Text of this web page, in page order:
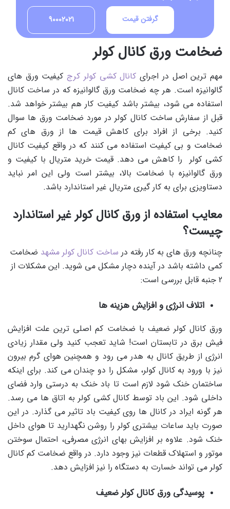
90002021 گرفتن قیمت
ضخامت ورق کانال کولر
مهم ترین اصل در اجرای کانال کشی کولر کرجکیفیت ورق های
گالوانیزه است. هر چه ضخامت ورق گالوانیزه که در ساخت کانال
استفاده می شود، بیشتر باشد کیفیت کار هم بیشتر خواهد شد.
قبل از سفارش ساخت کانال کولر در مورد ضخامت ورق ها سوال
کنید. برخی از افراد برای کاهش قیمت ها از ورق های کم
ضخامت و بی کیفیت استفاده می کنند که در واقع کیفیت کانال
کشی کولر را کاهش می دهد. قیمت خرید متریال با کیفیت و
ورق گالوانیزه با ضخامت بالا، بیشتر است ولی این امر نباید
دستاویزی برای به کار گیری متریال غیر استاندارد باشد.
معایب استفاده از ورق کانال کولر غیر استاندارد
چیست؟
چنانچه ورق های به کار رفته در ساخت کانال کولر مشهد ضخامت
کمی داشته باشد در آینده دچار مشکل می شوید. این مشکلات از
2 جنبه قابل بررسی است:
اتلاف انرژی و افزایش هزینه ها
ورق کانال کولر ضعیف با ضخامت کم اصلی ترین علت افزایش
فیش برق در تابستان است! شاید تعجب کنید ولی مقدار زیادی
انرژی از طریق کانال به هدر می رود و همچنین هوای گرم بیرون
نیز با ورود به کانال کولر، مشکل را دو چندان می کند. برای اینکه
ساختمان خنک شود لازم است تا باد خنک به درستی وارد فضای
داخلی شود. این باد توسط کانال کشی کولر به اتاق ها می رسد.
هر گونه ایراد در کانال ها روی کیفیت باد تاثیر می گذارد. در این
صورت باید ساعات بیشتری کولر را روشن نگهدارید تا هوای داخل
خنک شود. علاوه بر افزایش بهای انرژی مصرفی، احتمال سوختن
موتور و استهلاک قطعات نیز وجود دارد. در واقع ضخامت کم کانال
کولر می تواند خسارت به دستگاه را نیز افزایش دهد.
پوسیدگی ورق کانال کولر ضعیف